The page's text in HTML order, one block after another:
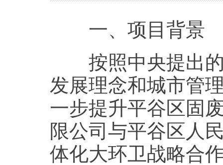
一、项目背景
按照中央提出的
发展理念和城市管
一步提升平谷区固
限公司与平谷区人
体化大环卫战略合